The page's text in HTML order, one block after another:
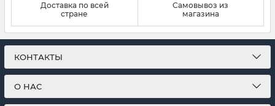
Доставка по всей
стране
Самовывоз из
магазина
КОНТАКТЫ
О НАС